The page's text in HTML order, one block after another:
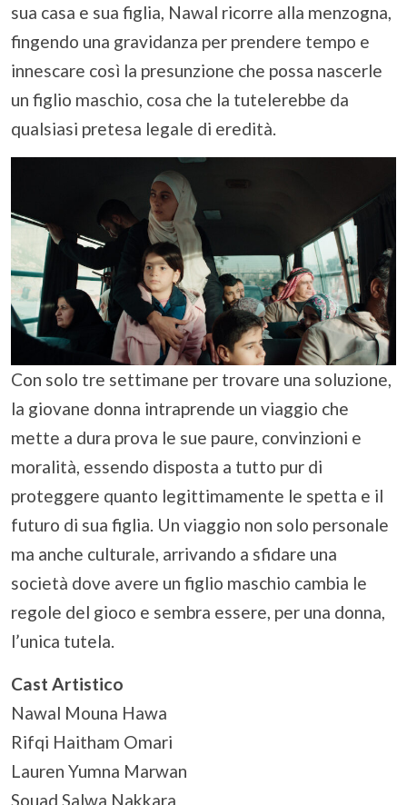
sua casa e sua figlia, Nawal ricorre alla menzogna,
fingendo una gravidanza per prendere tempo e
innescare così la presunzione che possa nascerle
un figlio maschio, cosa che la tutelerebbe da
qualsiasi pretesa legale di eredità.
Con solo tre settimane per trovare una soluzione,
la giovane donna intraprende un viaggio che
mette a dura prova le sue paure, convinzioni e
moralità, essendo disposta a tutto pur di
proteggere quanto legittimamente le spetta e il
futuro di sua figlia. Un viaggio non solo personale
ma anche culturale, arrivando a sfidare una
società dove avere un figlio maschio cambia le
regole del gioco e sembra essere, per una donna,
l’unica tutela.
Cast Artistico
Nawal Mouna Hawa
Rifqi Haitham Omari
Lauren Yumna Marwan
Souad Salwa Nakkara